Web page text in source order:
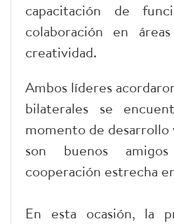
capacitación de
colaboración en
creatividad.
Ambos líderes
bilaterales se
momento de desarrollo
son buenos
cooperación estrecha
En esta ocasión, la